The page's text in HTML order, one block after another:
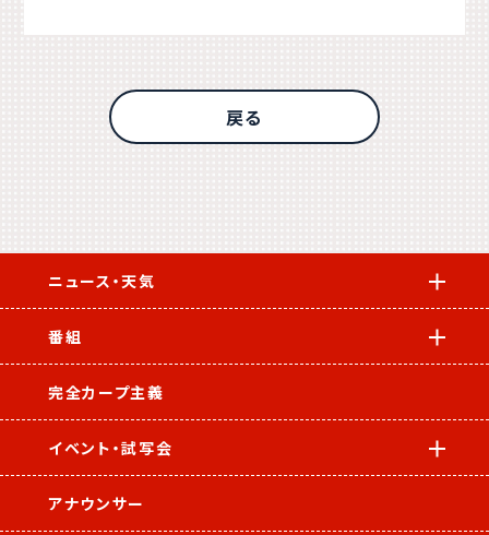
戻る
ニュース・天気
番組
完全カープ主義
イベント・試写会
アナウンサー